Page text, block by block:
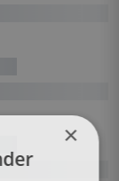
×